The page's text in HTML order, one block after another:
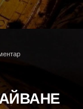
до